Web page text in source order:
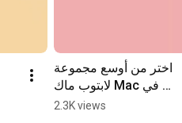
اختر من أوسع مجموعة
لابتوب ماك Mac في
المملكة .. مع خصم 5%
2.3K views